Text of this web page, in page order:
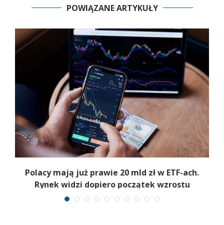
POWIĄZANE ARTYKUŁY
Polacy mają już prawie 20 mld zł w ETF-ach.
Rynek widzi dopiero początek wzrostu